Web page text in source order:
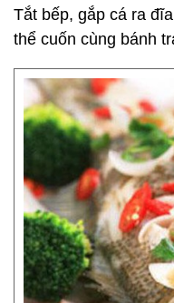
Tắt bếp, gắp cá ra
thể cuốn cùng bánh